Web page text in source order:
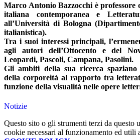
Marco Antonio Bazzocchi è
italiana contemporanea e
all’Università di Bologna
italianistica).
Tra i suoi interessi principali,
agli autori dell’Ottocento e del
Leopardi, Pascoli, Campana, Pasolini.
Gli ambiti della sua ricerca spaziano
della corporeità al rapporto tra
funzione della visualità nelle opere
Notizie
Questo sito o gli strumenti terzi da questo
cookie necessari al funzionamento ed utili